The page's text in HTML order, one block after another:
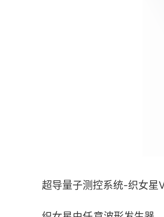
超导量子测控系统-织女星